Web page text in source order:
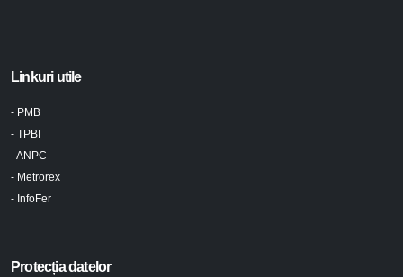
Linkuri utile
- PMB
- TPBI
- ANPC
- Metrorex
- InfoFer
Protecția datelor